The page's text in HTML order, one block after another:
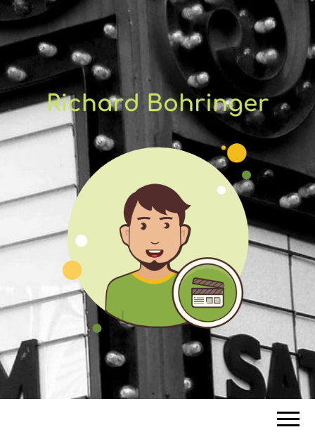
RICHARD
BOHRINGER